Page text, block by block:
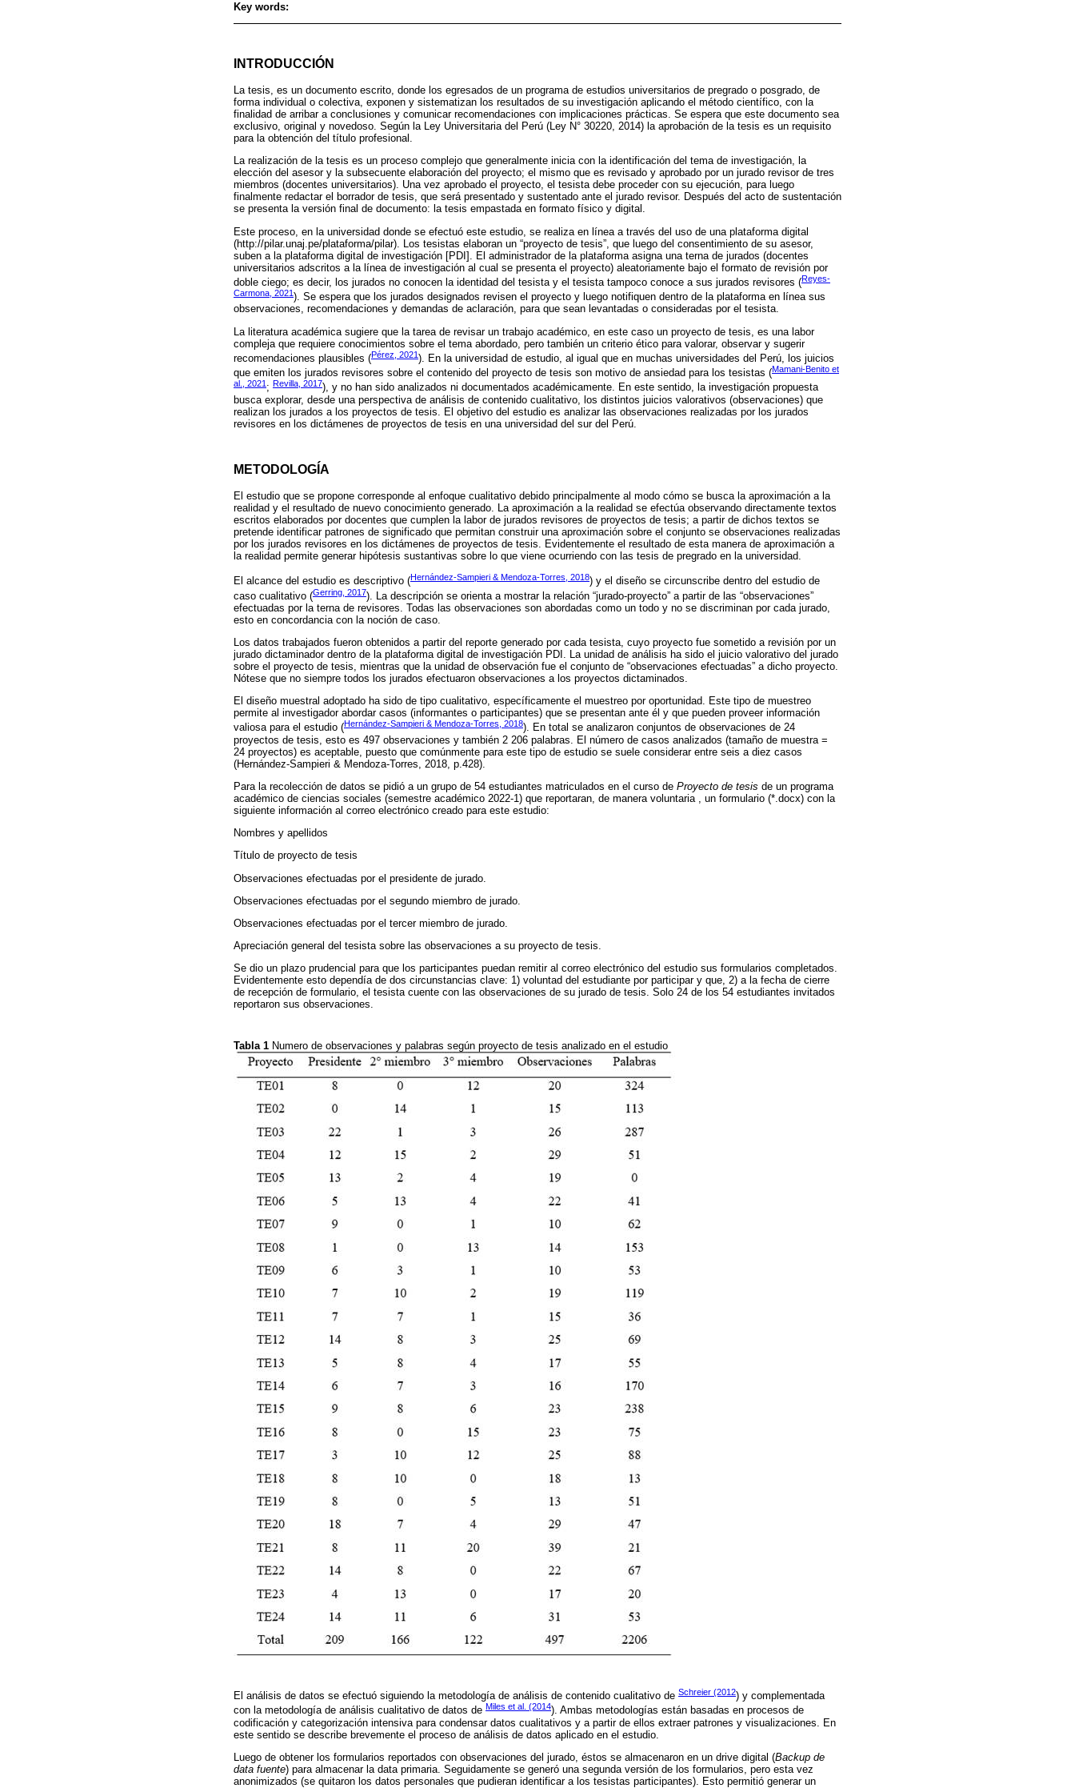
Key words:
INTRODUCCIÓN
La tesis, es un documento escrito, donde los egresados de un programa de estudios universitarios de pregrado o posgrado, de
forma individual o colectiva, exponen y sistematizan los resultados de su investigación aplicando el método científico, con la
finalidad de arribar a conclusiones y comunicar recomendaciones con implicaciones prácticas. Se espera que este documento sea
exclusivo, original y novedoso. Según la Ley Universitaria del Perú (Ley N° 30220, 2014) la aprobación de la tesis es un requisito
para la obtención del título profesional.
La realización de la tesis es un proceso complejo que generalmente inicia con la identificación del tema de investigación, la
elección del asesor y la subsecuente elaboración del proyecto; el mismo que es revisado y aprobado por un jurado revisor de tres
miembros (docentes universitarios). Una vez aprobado el proyecto, el tesista debe proceder con su ejecución, para luego
finalmente redactar el borrador de tesis, que será presentado y sustentado ante el jurado revisor. Después del acto de sustentación
se presenta la versión final de documento: la tesis empastada en formato físico y digital.
Este proceso, en la universidad donde se efectuó este estudio, se realiza en línea a través del uso de una plataforma digital
(http://pilar.unaj.pe/plataforma/pilar). Los tesistas elaboran un “proyecto de tesis”, que luego del consentimiento de su asesor,
suben a la plataforma digital de investigación [PDI]. El administrador de la plataforma asigna una terna de jurados (docentes
universitarios adscritos a la línea de investigación al cual se presenta el proyecto) aleatoriamente bajo el formato de revisión por
doble ciego; es decir, los jurados no conocen la identidad del tesista y el tesista tampoco conoce a sus jurados revisores (Reyes-
Carmona, 2021). Se espera que los jurados designados revisen el proyecto y luego notifiquen dentro de la plataforma en línea sus
observaciones, recomendaciones y demandas de aclaración, para que sean levantadas o consideradas por el tesista.
La literatura académica sugiere que la tarea de revisar un trabajo académico, en este caso un proyecto de tesis, es una labor
compleja que requiere conocimientos sobre el tema abordado, pero también un criterio ético para valorar, observar y sugerir
recomendaciones plausibles (Pérez, 2021). En la universidad de estudio, al igual que en muchas universidades del Perú, los juicios
que emiten los jurados revisores sobre el contenido del proyecto de tesis son motivo de ansiedad para los tesistas (Mamani-Benito et
al., 2021 ; Revilla, 2017), y no han sido analizados ni documentados académicamente. En este sentido, la investigación propuesta
busca explorar, desde una perspectiva de análisis de contenido cualitativo, los distintos juicios valorativos (observaciones) que
realizan los jurados a los proyectos de tesis. El objetivo del estudio es analizar las observaciones realizadas por los jurados
revisores en los dictámenes de proyectos de tesis en una universidad del sur del Perú.
METODOLOGÍA
El estudio que se propone corresponde al enfoque cualitativo debido principalmente al modo cómo se busca la aproximación a la
realidad y el resultado de nuevo conocimiento generado. La aproximación a la realidad se efectúa observando directamente textos
escritos elaborados por docentes que cumplen la labor de jurados revisores de proyectos de tesis; a partir de dichos textos se
pretende identificar patrones de significado que permitan construir una aproximación sobre el conjunto se observaciones realizadas
por los jurados revisores en los dictámenes de proyectos de tesis. Evidentemente el resultado de esta manera de aproximación a
la realidad permite generar hipótesis sustantivas sobre lo que viene ocurriendo con las tesis de pregrado en la universidad.
El alcance del estudio es descriptivo (Hernández-Sampieri & Mendoza-Torres, 2018) y el diseño se circunscribe dentro del estudio de
caso cualitativo (Gerring, 2017). La descripción se orienta a mostrar la relación “jurado-proyecto” a partir de las “observaciones”
efectuadas por la terna de revisores. Todas las observaciones son abordadas como un todo y no se discriminan por cada jurado,
esto en concordancia con la noción de caso.
Los datos trabajados fueron obtenidos a partir del reporte generado por cada tesista, cuyo proyecto fue sometido a revisión por un
jurado dictaminador dentro de la plataforma digital de investigación PDI. La unidad de análisis ha sido el juicio valorativo del jurado
sobre el proyecto de tesis, mientras que la unidad de observación fue el conjunto de “observaciones efectuadas” a dicho proyecto.
Nótese que no siempre todos los jurados efectuaron observaciones a los proyectos dictaminados.
El diseño muestral adoptado ha sido de tipo cualitativo, específicamente el muestreo por oportunidad. Este tipo de muestreo
permite al investigador abordar casos (informantes o participantes) que se presentan ante él y que pueden proveer información
valiosa para el estudio (Hernández-Sampieri & Mendoza-Torres, 2018). En total se analizaron conjuntos de observaciones de 24
proyectos de tesis, esto es 497 observaciones y también 2 206 palabras. El número de casos analizados (tamaño de muestra =
24 proyectos) es aceptable, puesto que comúnmente para este tipo de estudio se suele considerar entre seis a diez casos
(Hernández-Sampieri & Mendoza-Torres, 2018, p.428).
Para la recolección de datos se pidió a un grupo de 54 estudiantes matriculados en el curso de Proyecto de tesis de un programa
académico de ciencias sociales (semestre académico 2022-1) que reportaran, de manera voluntaria , un formulario (*.docx) con la
siguiente información al correo electrónico creado para este estudio:
Nombres y apellidos
Título de proyecto de tesis
Observaciones efectuadas por el presidente de jurado.
Observaciones efectuadas por el segundo miembro de jurado.
Observaciones efectuadas por el tercer miembro de jurado.
Apreciación general del tesista sobre las observaciones a su proyecto de tesis.
Se dio un plazo prudencial para que los participantes puedan remitir al correo electrónico del estudio sus formularios completados.
Evidentemente esto dependía de dos circunstancias clave: 1) voluntad del estudiante por participar y que, 2) a la fecha de cierre
de recepción de formulario, el tesista cuente con las observaciones de su jurado de tesis. Solo 24 de los 54 estudiantes invitados
reportaron sus observaciones.
Tabla 1 Numero de observaciones y palabras según proyecto de tesis analizado en el estudio
El análisis de datos se efectuó siguiendo la metodología de análisis de contenido cualitativo de Schreier (2012) y complementada
con la metodología de análisis cualitativo de datos de Miles et al. (2014). Ambas metodologías están basadas en procesos de
codificación y categorización intensiva para condensar datos cualitativos y a partir de ellos extraer patrones y visualizaciones. En
este sentido se describe brevemente el proceso de análisis de datos aplicado en el estudio.
Luego de obtener los formularios reportados con observaciones del jurado, éstos se almacenaron en un drive digital (Backup de
data fuente) para almacenar la data primaria. Seguidamente se generó una segunda versión de los formularios, pero esta vez
anonimizados (se quitaron los datos personales que pudieran identificar a los tesistas participantes). Esto permitió generar un